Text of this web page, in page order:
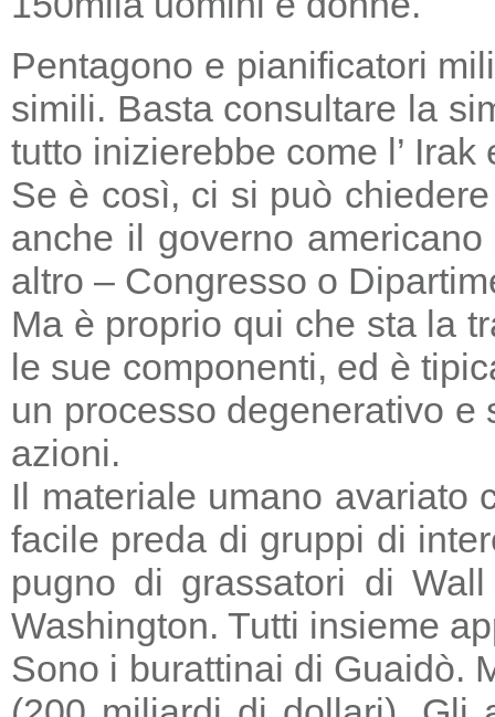
Pentagono e pianificatori
simili. Basta consultare la
tutto inizierebbe come l’
Se è così, ci si può
anche il governo
altro – Congresso o
Ma è proprio qui che sta la
le sue componenti, ed è
un processo degenerativo
azioni.
Il materiale umano avariato
facile preda di gruppi di
pugno di grassatori di
Washington. Tutti insieme
Sono i burattinai di Guaidò.